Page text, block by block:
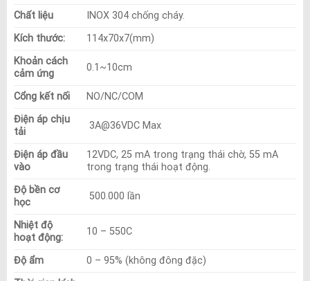
Chất liệu
INOX 304 chống cháy.
Kích thước:
114x70x7(mm)
Khoản cách
cảm ứng
0.1~10cm
Cổng kết nối
NO/NC/COM
Điện áp chịu
tải
3A@36VDC Max
Điện áp đầu
vào
12VDC, 25 mA trong trạng thái chờ, 55 mA
trong trạng thái hoạt động.
Độ bền cơ
học
500.000 lần
Nhiệt độ
hoạt động:
10 – 550C
Độ ẩm
0 – 95% (không đông đặc)